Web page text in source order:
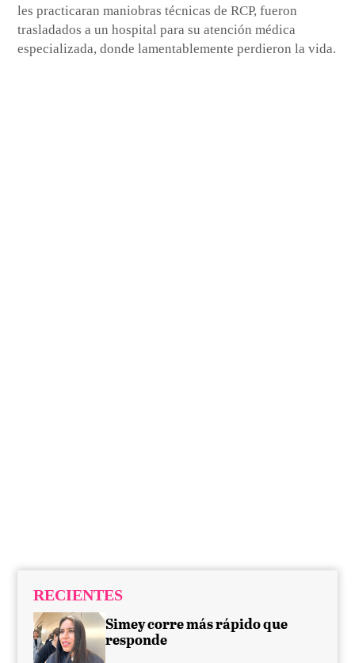
les practicaran maniobras técnicas de RCP, fueron
trasladados a un hospital para su atención médica
especializada, donde lamentablemente perdieron la vida.
RECIENTES
Simey corre más rápido que
responde